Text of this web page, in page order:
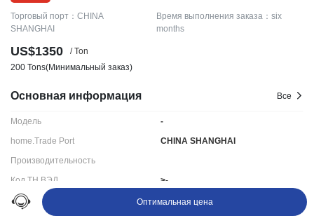
Торговый порт：CHINA
SHANGHAI
Время выполнения заказа：six
months
US$1350
/ Ton
200 Tons(Минимальный заказ)
Основная информация Все
Модель
-
home.Trade Port
CHINA SHANGHAI
Производительность
Код ТН ВЭД
>-
Срок поставки:
six months
Оптимальная цена